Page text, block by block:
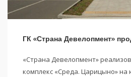
«Страна Девелопмент»
комплекс «Среда. Царицыно»